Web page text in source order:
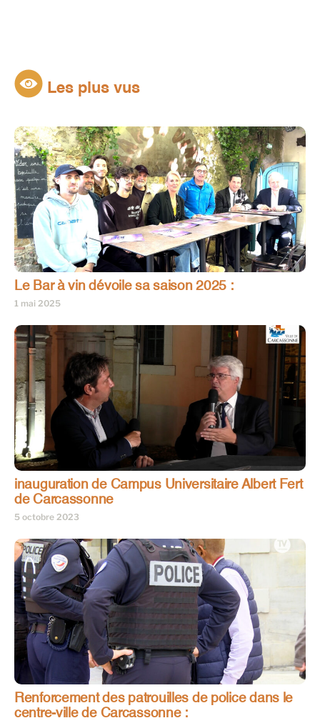
Les plus vus
Le Bar à vin dévoile sa saison 2025 :
1 mai 2025
inauguration de Campus Universitaire Albert Fert
de Carcassonne
5 octobre 2023
Renforcement des patrouilles de police dans le
centre-ville de Carcassonne :